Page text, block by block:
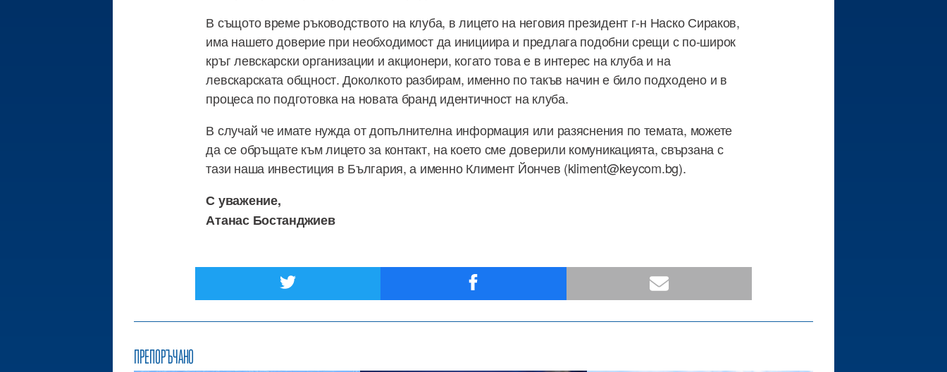
В същото време ръководството на клуба, в лицето на неговия президент г-н Наско Сираков,
има нашето доверие при необходимост да инициира и предлага подобни срещи с по-широк
кръг левскарски организации и акционери, когато това е в интерес на клуба и на
левскарската общност. Доколкото разбирам, именно по такъв начин е било подходено и в
процеса по подготовка на новата бранд идентичност на клуба.
В случай че имате нужда от допълнителна информация или разяснения по темата, можете
да се обръщате към лицето за контакт, на което сме доверили комуникацията, свързана с
тази наша инвестиция в България, а именно Климент Йончев (kliment@keycom.bg).
С уважение,
Атанас Бостанджиев
ПРЕПОРЪЧАНО